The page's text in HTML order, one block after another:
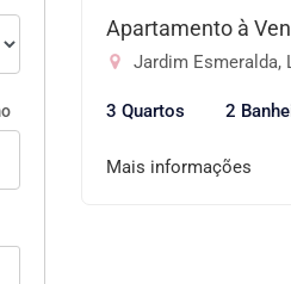
Apartamento à
Jardim Esmeralda,
3 Quartos 2
Mais informações